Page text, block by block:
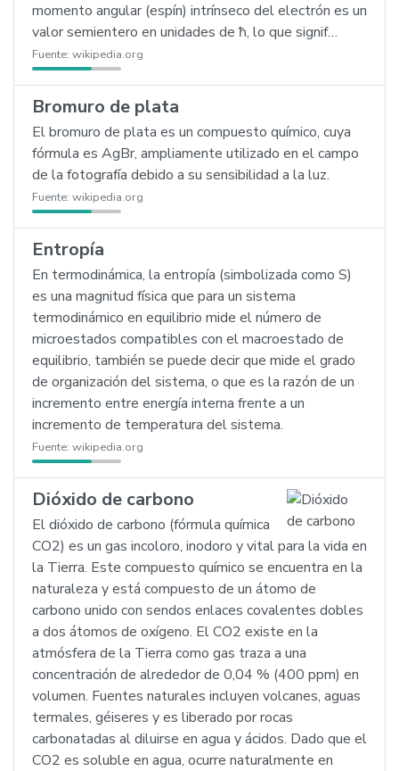
momento angular (espín) intrínseco del electrón es un
valor semientero en unidades de ħ, lo que signif…
Fuente: wikipedia.org
Bromuro de plata
El bromuro de plata es un compuesto químico, cuya
fórmula es AgBr, ampliamente utilizado en el campo
de la fotografía debido a su sensibilidad a la luz.
Fuente: wikipedia.org
Entropía
En termodinámica, la entropía (simbolizada como S)
es una magnitud física que para un sistema
termodinámico en equilibrio mide el número de
microestados compatibles con el macroestado de
equilibrio, también se puede decir que mide el grado
de organización del sistema, o que es la razón de un
incremento entre energía interna frente a un
incremento de temperatura del sistema.
Fuente: wikipedia.org
Dióxido de carbono
El dióxido de carbono (fórmula química
CO2) es un gas incoloro, inodoro y vital para la vida en
la Tierra. Este compuesto químico se encuentra en la
naturaleza y está compuesto de un átomo de
carbono unido con sendos enlaces covalentes dobles
a dos átomos de oxígeno. El CO2 existe en la
atmósfera de la Tierra como gas traza a una
concentración de alrededor de 0,04 % (400 ppm) en
volumen. Fuentes naturales incluyen volcanes, aguas
termales, géiseres y es liberado por rocas
carbonatadas al diluirse en agua y ácidos. Dado que el
CO2 es soluble en agua, ocurre naturalmente en